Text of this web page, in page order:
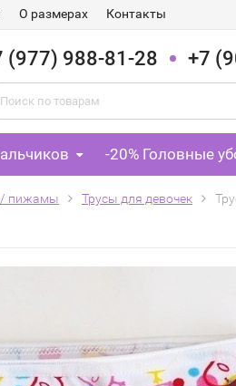
О размерах Контакты
(977) 988-81-28 +7
-20% Головные
/ пижамы Трусы для девочек